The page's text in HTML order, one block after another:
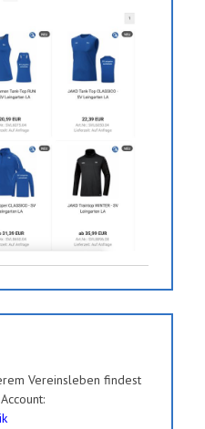
Vereinsleben findest